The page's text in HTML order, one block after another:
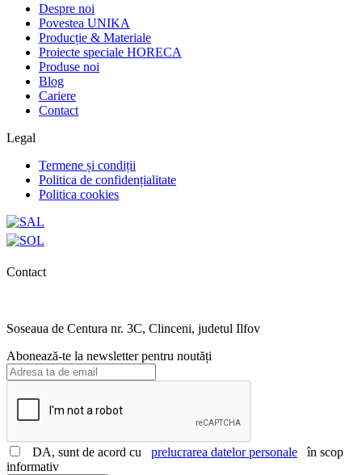
Despre noi
Povestea UNIKA
Producție & Materiale
Proiecte speciale HORECA
Produse noi
Blog
Cariere
Contact
Legal
Termene și condiții
Politica de confidențialitate
Politica cookies
Contact
Soseaua de Centura nr. 3C, Clinceni, judetul Ilfov
Abonează-te la newsletter pentru noutăți
DA, sunt de acord cu prelucrarea datelor personale în scop
informativ